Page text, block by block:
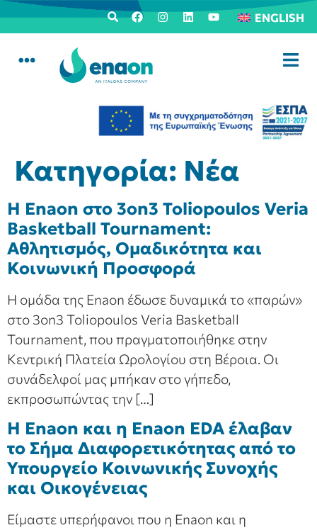
ENGLISH
Κατηγορία: Νέα
Η Enaon στο 3on3 Toliopoulos Veria
Basketball Tournament:
Αθλητισμός, Ομαδικότητα και
Κοινωνική Προσφορά
Η ομάδα της Enaon έδωσε δυναμικά το «παρών»
στο 3on3 Toliopoulos Veria Basketball
Tournament, που πραγματοποιήθηκε στην
Κεντρική Πλατεία Ωρολογίου στη Βέροια. Οι
συνάδελφοί μας μπήκαν στο γήπεδο,
εκπροσωπώντας την […]
Η Enaon και η Enaon EDA έλαβαν
το Σήμα Διαφορετικότητας από το
Υπουργείο Κοινωνικής Συνοχής
και Οικογένειας
Είμαστε υπερήφανοι που η Enaon και η